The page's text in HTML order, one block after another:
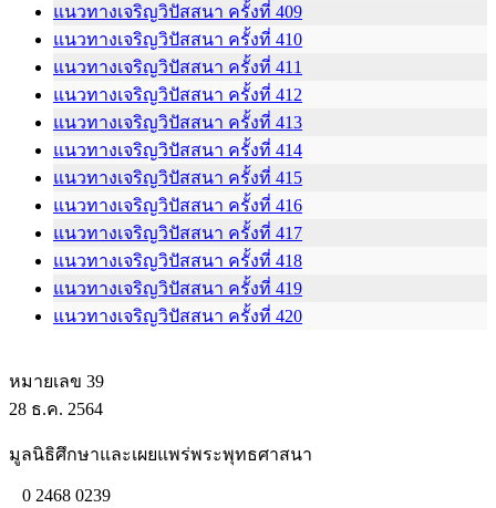
แนวทางเจริญวิปัสสนา ครั้งที่ 409
แนวทางเจริญวิปัสสนา ครั้งที่ 410
แนวทางเจริญวิปัสสนา ครั้งที่ 411
แนวทางเจริญวิปัสสนา ครั้งที่ 412
แนวทางเจริญวิปัสสนา ครั้งที่ 413
แนวทางเจริญวิปัสสนา ครั้งที่ 414
แนวทางเจริญวิปัสสนา ครั้งที่ 415
แนวทางเจริญวิปัสสนา ครั้งที่ 416
แนวทางเจริญวิปัสสนา ครั้งที่ 417
แนวทางเจริญวิปัสสนา ครั้งที่ 418
แนวทางเจริญวิปัสสนา ครั้งที่ 419
แนวทางเจริญวิปัสสนา ครั้งที่ 420
หมายเลข 39
28 ธ.ค. 2564
มูลนิธิศึกษาและเผยแพร่พระพุทธศาสนา
0 2468 0239